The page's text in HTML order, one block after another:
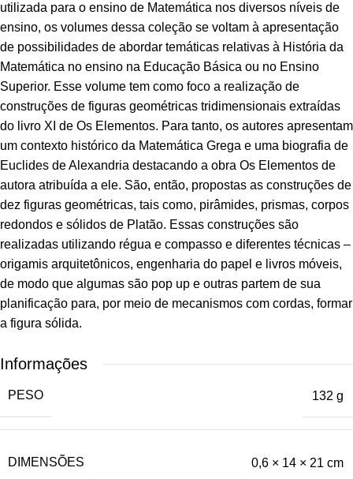
utilizada para o ensino de Matemática nos diversos níveis de
ensino, os volumes dessa coleção se voltam à apresentação
de possibilidades de abordar temáticas relativas à História da
Matemática no ensino na Educação Básica ou no Ensino
Superior. Esse volume tem como foco a realização de
construções de figuras geométricas tridimensionais extraídas
do livro XI de Os Elementos. Para tanto, os autores apresentam
um contexto histórico da Matemática Grega e uma biografia de
Euclides de Alexandria destacando a obra Os Elementos de
autora atribuída a ele. São, então, propostas as construções de
dez figuras geométricas, tais como, pirâmides, prismas, corpos
redondos e sólidos de Platão. Essas construções são
realizadas utilizando régua e compasso e diferentes técnicas –
origamis arquitetônicos, engenharia do papel e livros móveis,
de modo que algumas são pop up e outras partem de sua
planificação para, por meio de mecanismos com cordas, formar
a figura sólida.
Informações
PESO 132 g
DIMENSÕES 0,6 × 14 × 21 cm